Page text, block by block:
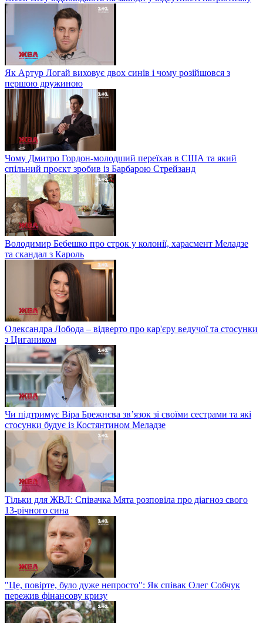
Як Артур Логай виховує двох синів і чому розійшовся з
першою дружиною
Чому Дмитро Гордон-молодший переїхав в США та який
спільний проєкт зробив із Барбарою Стрейзанд
Володимир Бебешко про строк у колонії, харасмент Меладзе
та скандал з Кароль
Олександра Лобода – відверто про кар'єру ведучої та стосунки
з Цигаником
Чи підтримує Віра Брежнєва зв’язок зі своїми сестрами та які
стосунки будує із Костянтином Меладзе
Тільки для ЖВЛ: Співачка Мята розповіла про діагноз свого
13-річного сина
"Це, повірте, було дуже непросто": Як співак Олег Собчук
пережив фінансову кризу